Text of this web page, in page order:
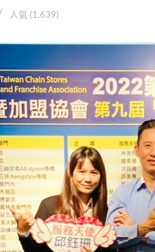
人氣 (1,639)